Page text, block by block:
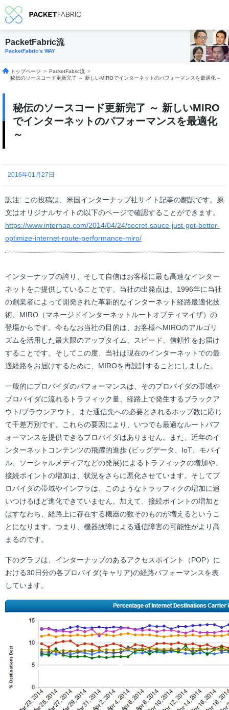
PacketFabric流
PacketFabric’s WAY
トップページ > PacketFabric流 >
秘伝のソースコード更新完了 ～ 新しいMIROでインターネットのパフォーマンスを最適化～
秘伝のソースコード更新完了 ～ 新しいMIRO
でインターネットのパフォーマンスを最適化
～
2016年01月27日
訳注: この投稿は、米国インターナップ社サイト記事の翻訳です。原
文はオリジナルサイトの以下のページで確認することができます。
https://www.internap.com/2014/04/24/secret-sauce-just-got-better-
optimize-internet-route-performance-miro/
インターナップの誇り、そして自信はお客様に最も高速なインター
ネットをご提供していることです。当社の出発点は、1996年に当社
の創業者によって開発された革新的なインターネット経路最適化技
術、MIRO（マネージドインターネットルートオプティマイザ）の
登場からです。今もなお当社の目的は、お客様へMIROのアルゴリ
ズムを活用した最大限のアップタイム、スピード、信頼性をお届け
することです。そしてこの度、当社は現在のインターネットでの最
適経路をお届けするために、MIROを再設計することにしました。
一般的にプロバイダのパフォーマンスは、そのプロバイダの帯域や
プロバイダに流れるトラフィック量、経路上で発生するブラックア
ウト/ブラウンアウト、また通信先への必要とされるホップ数に応じ
て千差万別です。これらの要因により、いつでも最適なルートパフ
ォーマンスを提供できるプロバイダはありません。また、近年のイ
ンターネットコンテンツの飛躍的進歩 (ビッグデータ、IoT、モバイ
ル、ソーシャルメディアなどの発展)によるトラフィックの増加や、
接続ポイントの増加は、状況をさらに悪化させています。そしてプ
ロバイダの帯域やインフラは、このようなトラッフィクの増加に追
いつけるほど進化できていません。加えて、接続ポイントの増加と
はすなわち、経路上に存在する機器の数そのものが増えるというこ
とになります。つまり、機器故障による通信障害の可能性がより高
まるのです。
下のグラフは、インターナップのあるアクセスポイント（POP）に
おける30日分の各プロバイダ(キャリア)の経路パフォーマンスを表
しています。